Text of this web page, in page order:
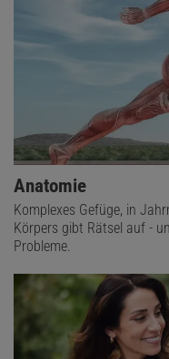
Anatomie
Komplexes Gefüge, in
Körpers gibt Rätsel auf -
Probleme.